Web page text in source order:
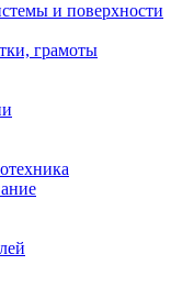
и поверхности
грамоты